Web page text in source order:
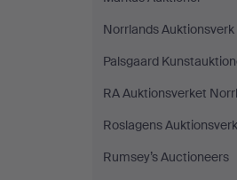
Norrlands Auktionsverk
Palsgaard
RA Auktionsverket
Roslagens Auktionsverk
Rumsey’s Auctioneers